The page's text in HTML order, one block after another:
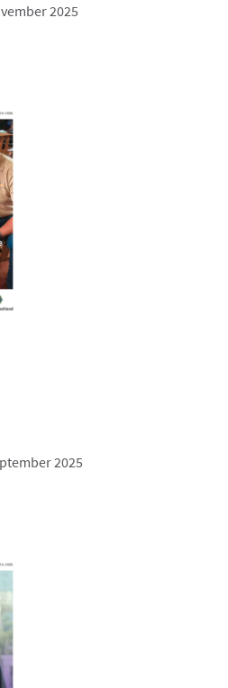
2025
2025